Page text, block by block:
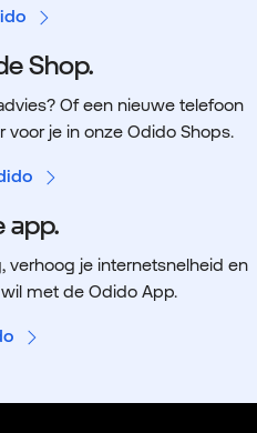
Shop.
Of een nieuwe telefoon
voor je in onze Odido Shops.
app.
verhoog je internetsnelheid en
met de Odido App.